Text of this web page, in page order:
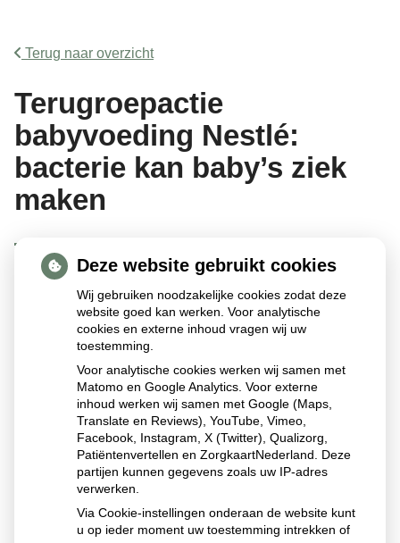
Terug naar overzicht
Terugroepactie
babyvoeding Nestlé:
bacterie kan baby’s ziek
maken
terug vanwege mogelijke aanwezigheid van de bacterie
Bacillus cereus. Het gaat om een voorzorgsmaatregel; er
zijn geen zieke baby’s gemeld. Ouders wordt geadviseerd
de producten niet te gebruiken en terug te brengen,
waarna zij het aankoopbedrag terugkrijgen.
Lees het hele artikel op:
Nationale zorggids
Publicatiedatum:06-01-2026
Deze website gebruikt cookies
Wij gebruiken noodzakelijke cookies zodat deze
website goed kan werken. Voor analytische
cookies en externe inhoud vragen wij uw
toestemming.
Voor analytische cookies werken wij samen met
Matomo en Google Analytics. Voor externe
inhoud werken wij samen met Google (Maps,
Translate en Reviews), YouTube, Vimeo,
Facebook, Instagram, X (Twitter), Qualizorg,
Patiëntenvertellen en ZorgkaartNederland. Deze
partijen kunnen gegevens zoals uw IP-adres
verwerken.
Via Cookie-instellingen onderaan de website kunt
u op ieder moment uw toestemming intrekken of